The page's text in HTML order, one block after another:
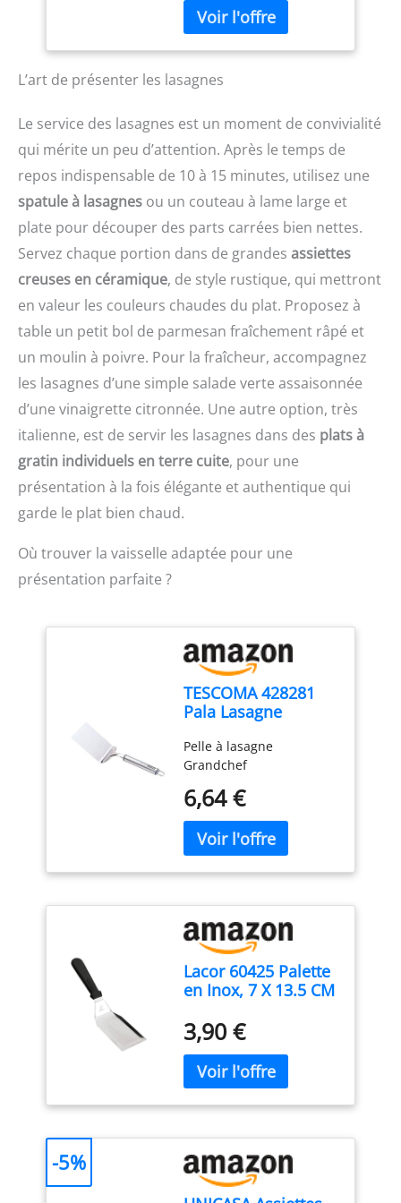
Manche soft touch
ergonomique et
confortable. Facile à
nettoyer - résiste au
Lave-vaisselle. Les
avec précision, sans être
déchirés ni déchiquetés.
Râpez sans effort pour
un meilleur résultat.
L'arôme naturel est libéré
et rehausse le goût.
L’art de présenter les lasagnes
Le service des lasagnes est un moment de convivialité
qui mérite un peu d’attention. Après le temps de
repos indispensable de 10 à 15 minutes, utilisez une
spatule à lasagnes ou un couteau à lame large et
plate pour découper des parts carrées bien nettes.
Servez chaque portion dans de grandes assiettes
creuses en céramique, de style rustique, qui mettront
en valeur les couleurs chaudes du plat. Proposez à
table un petit bol de parmesan fraîchement râpé et
un moulin à poivre. Pour la fraîcheur, accompagnez
les lasagnes d’une simple salade verte assaisonnée
d’une vinaigrette citronnée. Une autre option, très
italienne, est de servir les lasagnes dans des plats à
gratin individuels en terre cuite, pour une
présentation à la fois élégante et authentique qui
garde le plat bien chaud.
Où trouver la vaisselle adaptée pour une
présentation parfaite ?
TESCOMA 428281
Pala Lasagne
Cuisine, Gris
Pelle à lasagne
Grandchef
6,64 €
Lacor 60425 Palette
en Inox, 7 X 13.5 CM
3,90 €
-5%